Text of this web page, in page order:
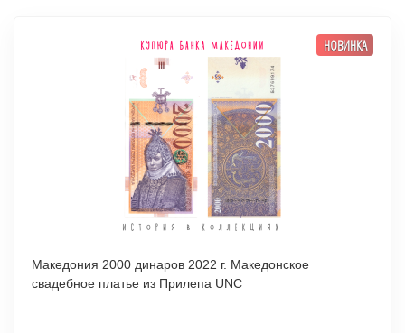
НОВИНКА
Македония 2000 динаров 2022 г. Македонское
свадебное платье из Прилепа UNC